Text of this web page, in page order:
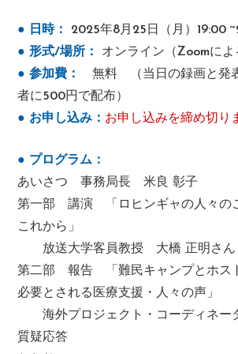
● 日時：
2025年8月25日（月）19:00
● 形式/場所：
オンライン（Zoomによ
● 参加費：
無料 （当日の録画と発
者に500円で配布）
● お申し込み： お申し込みを締め切り
● プログラム：
あいさつ 事務局長 米良 彰子
第一部 講演 「ロヒンギャの人々の
これから」
放送大学客員教授 大橋 正明さ
第二部 報告 「難民キャンプとホス
必要とされる医療支援・人々の声」
海外プロジェクト・コーディネー
質疑応答